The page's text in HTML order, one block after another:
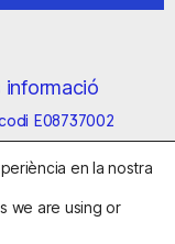
E08737002
de Cookies
en la nostra
we are using or